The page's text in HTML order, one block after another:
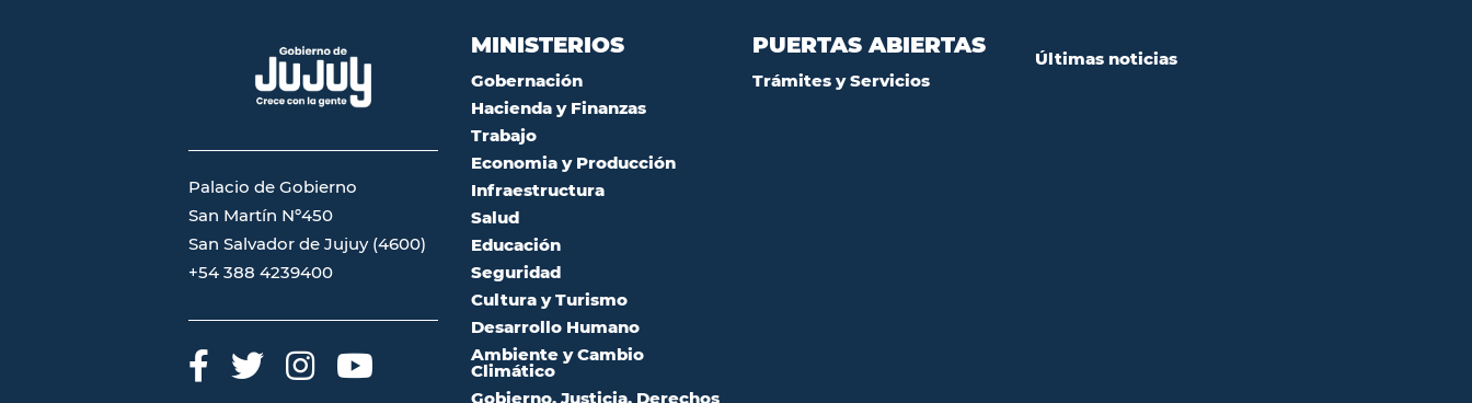
Palacio de Gobierno
San Martín Nº450
San Salvador de Jujuy (4600)
+54 388 4239400
MINISTERIOS
Gobernación
Hacienda y Finanzas
Trabajo
Economia y Producción
Infraestructura
Salud
Educación
Seguridad
Cultura y Turismo
Desarrollo Humano
Ambiente y Cambio
Climático
Gobierno, Justicia, Derechos
PUERTAS ABIERTAS
Trámites y Servicios
Últimas noticias